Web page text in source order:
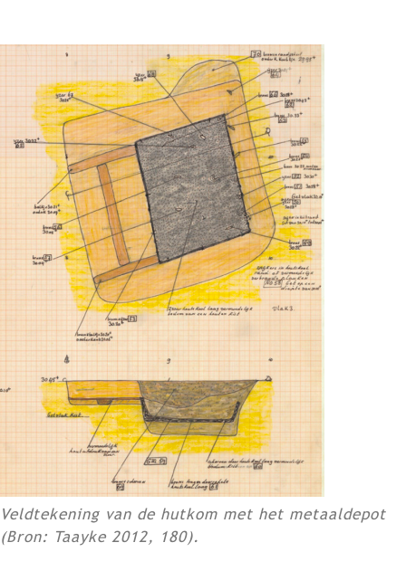
Veldtekening van de hutkom met het metaaldepot
(Bron: Taayke 2012, 180).